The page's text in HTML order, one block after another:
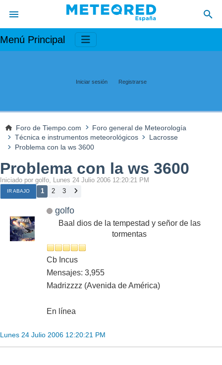
Menú Principal
Iniciar sesión Registrarse
Foro de Tiempo.com
Foro general de Meteorología
Técnica e instrumentos meteorológicos
Lacrosse
Problema con la ws 3600
Problema con la ws 3600
Iniciado por golfo, Lunes 24 Julio 2006 12:20:21 PM
IR ABAJO 1 2 3
golfo
Baal dios de la tempestad y señor de las
tormentas
Cb Incus
Mensajes: 3,955
Madrizzzz (Avenida de América)
En línea
Lunes 24 Julio 2006 12:20:21 PM